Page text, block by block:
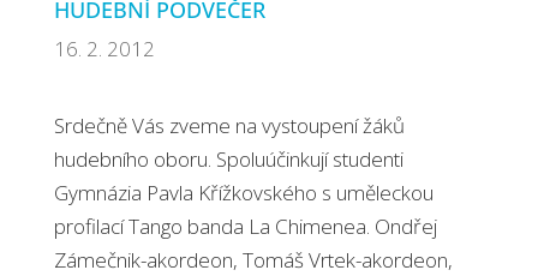
HUDEBNÍ PODVEČER
16. 2. 2012
Srdečně Vás zveme na vystoupení žáků
hudebního oboru. Spoluúčinkují studenti
Gymnázia Pavla Křížkovského s uměleckou
profilací Tango banda La Chimenea. Ondřej
Zámečnik-akordeon, Tomáš Vrtek-akordeon,